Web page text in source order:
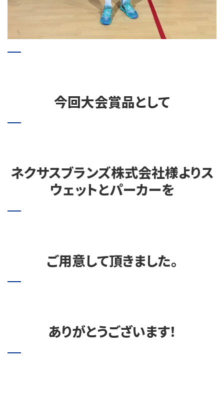
今回大会賞品として
ネクサスブランズ株式会社様よりス
ウェットとパーカーを
ご用意して頂きました。
ありがとうございます！